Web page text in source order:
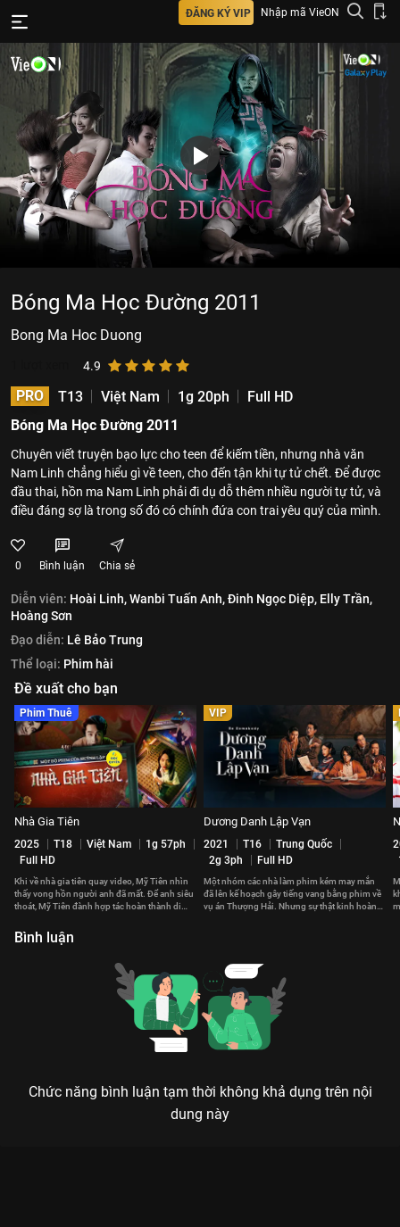
ĐĂNG KÝ VIP Nhập mã VieON
Bóng Ma Học Đường 2011
Bong Ma Hoc Duong
4.9
PRO T13 Việt Nam 1g 20ph
Full HD
Bóng Ma Học Đường 2011
Chuyên viết truyện bạo lực cho teen để kiếm tiền, nhưng nhà văn
Nam Linh chẳng hiểu gì về teen, cho đến tận khi tự tử chết. Để được
đầu thai, hồn ma Nam Linh phải đi dụ dỗ thêm nhiều người tự tử, và
điều đáng sợ là trong số đó có chính đứa con trai yêu quý của mình.
0 Bình luận Chia sẻ
Diễn viên: Hoài Linh,Wanbi Tuấn Anh,Đinh Ngọc Diệp, Elly Trần,
Hoàng Sơn
Đạo diễn: Lê Bảo Trung
Thể loại: Phim hài
Đề xuất cho bạn
Phim Thuê
Nhà Gia Tiên
2025 T18 Việt Nam
1g 57ph
Full HD
Khi về nhà gia tiên quay video, Mỹ Tiên nhìn
thấy vong hồn người anh đã mất. Để anh siêu
thoát, Mỹ Tiên đành hợp tác hoàn thành di
VIP
Dương Danh Lập Vạn
2021 T16
Trung Quốc
2g 3ph
Full HD
Một nhóm các nhà làm phim kém may mắn
đã lên kế hoạch gây tiếng vang bằng phim về
vụ án Thượng Hải. Nhưng sự thật kinh hoàng
Bình luận
Chức năng bình luận tạm thời không khả dụng trên nội
dung này